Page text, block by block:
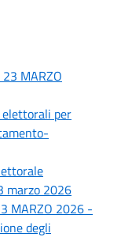
23 MARZO
elettorali per
marzo 2026
MARZO 2026 -
degli